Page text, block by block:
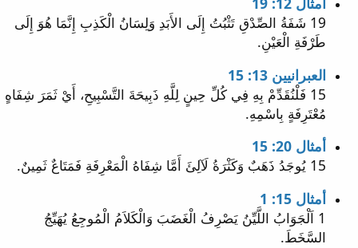
19 شَفَةُ الصِّدْقِ تَثْبُتُ إِلَى الأَبَدِ وَلِسَانُ الْكَذِبِ إِنَّمَا هُوَ إِلَى
طَرْفَةِ الْعَيْنِ.
العبرانيين 13: 15
15 فَلْنُقَدِّمْ بِهِ فِي كُلِّ حِينٍ لِلَّهِ ذَبِيحَةَ التَّسْبِيحِ، أَيْ ثَمَرَ شِفَاهٍ
مُعْتَرِفَةٍ بِاسْمِهِ.
أمثال 20: 15
15 يُوجَدُ ذَهَبٌ وَكَثْرَةُ لَآلِئَ أَمَّا شِفَاهُ الْمَعْرِفَةِ فَمَتَاعٌ ثَمِينٌ.
أمثال 15: 1
1 اَلْجَوَابُ اللَّيِّنُ يَصْرِفُ الْغَضَبَ وَالْكَلاَمُ الْمُوجِعُ يُهَيِّجُ
السَّخَطَ.